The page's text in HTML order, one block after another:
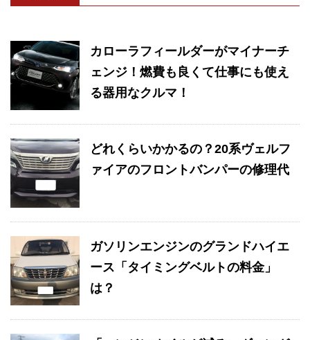
カローラフィールダーがマイナーチ
ェンジ！燃費も良くて仕事にも使え
る器用なクルマ！
どれくらいかかるの？20系ヴェルフ
ァイアのフロントバンパーの修理代
ガソリンエンジンのグランドハイエ
ース「タイミングベルトの料金」
は？